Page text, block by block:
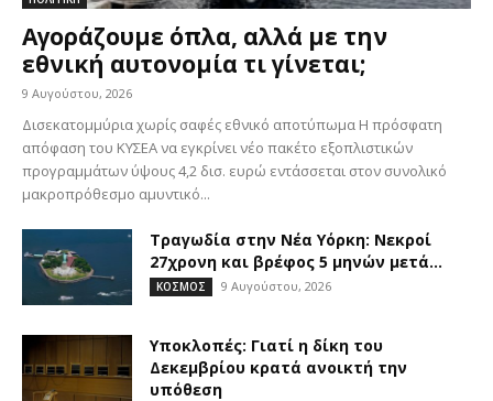
Αγοράζουμε όπλα, αλλά με την
εθνική αυτονομία τι γίνεται;
9 Αυγούστου, 2026
Δισεκατομμύρια χωρίς σαφές εθνικό αποτύπωμα Η πρόσφατη
απόφαση του ΚΥΣΕΑ να εγκρίνει νέο πακέτο εξοπλιστικών
προγραμμάτων ύψους 4,2 δισ. ευρώ εντάσσεται στον συνολικό
μακροπρόθεσμο αμυντικό...
Τραγωδία στην Νέα Υόρκη: Νεκροί
27χρονη και βρέφος 5 μηνών μετά...
ΚΟΣΜΟΣ 9 Αυγούστου, 2026
Υποκλοπές: Γιατί η δίκη του
Δεκεμβρίου κρατά ανοικτή την
υπόθεση